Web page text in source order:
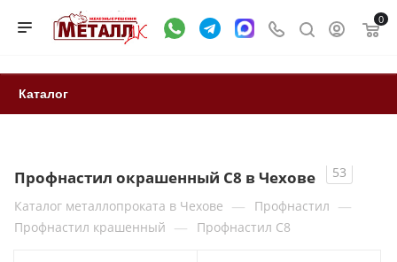
0
Каталог
Профнастил окрашенный С8 в Чехове
53
Каталог металлопроката в Чехове — Профнастил —
Профнастил крашенный — Профнастил С8